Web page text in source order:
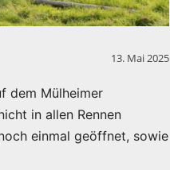
13. Mai 2025
dem Mülheimer
in allen Rennen
einmal geöffnet, sowie